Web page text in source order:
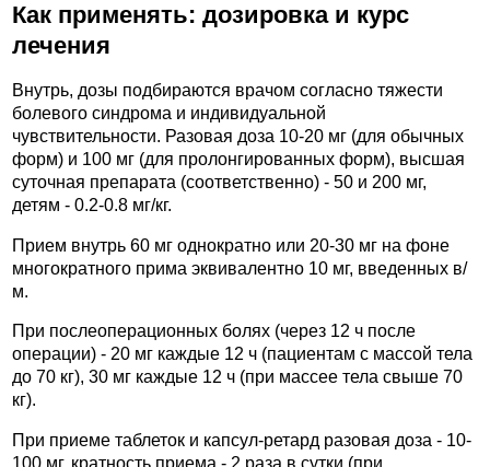
Как применять: дозировка и курс
лечения
Внутрь, дозы подбираются врачом согласно тяжести
болевого синдрома и индивидуальной
чувствительности. Разовая доза 10-20 мг (для обычных
форм) и 100 мг (для пролонгированных форм), высшая
суточная препарата (соответственно) - 50 и 200 мг,
детям - 0.2-0.8 мг/кг.
Прием внутрь 60 мг однократно или 20-30 мг на фоне
многократного прима эквивалентно 10 мг, введенных в/
м.
При послеоперационных болях (через 12 ч после
операции) - 20 мг каждые 12 ч (пациентам с массой тела
до 70 кг), 30 мг каждые 12 ч (при массее тела свыше 70
кг).
При приеме таблеток и капсул-ретард разовая доза - 10-
100 мг, кратность приема - 2 раза в сутки (при